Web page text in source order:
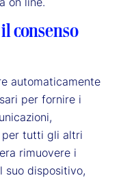
consenso
automaticamente
per fornire i
per tutti gli altri
rimuovere i
suo dispositivo,